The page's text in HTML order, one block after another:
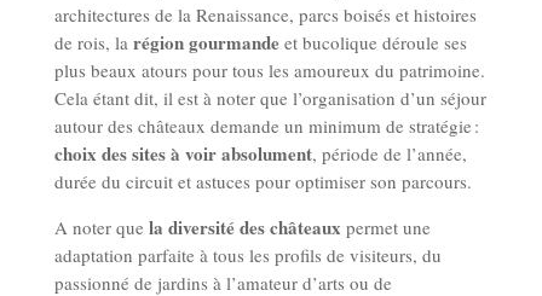
architectures de la Renaissance, parcs boisés et histoires
de rois, la région gourmande et bucolique déroule ses
plus beaux atours pour tous les amoureux du patrimoine.
Cela étant dit, il est à noter que l’organisation d’un séjour
autour des châteaux demande un minimum de stratégie :
choix des sites à voir absolument, période de l’année,
durée du circuit et astuces pour optimiser son parcours.
A noter que la diversité des châteaux permet une
adaptation parfaite à tous les profils de visiteurs, du
passionné de jardins à l’amateur d’arts ou de